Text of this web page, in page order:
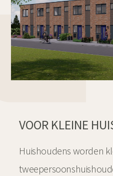
VOOR KLEINE
Huishoudens worden